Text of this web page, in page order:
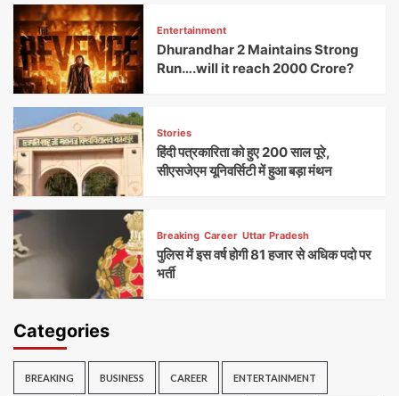
Entertainment
Dhurandhar 2 Maintains Strong
Run….will it reach 2000 Crore?
Stories
हिंदी पत्रकारिता को हुए 200 साल पूरे,
सीएसजेएम यूनिवर्सिटी में हुआ बड़ा मंथन
Breaking Career Uttar Pradesh
पुलिस में इस वर्ष होगी 81 हजार से अधिक पदो पर
भर्ती
Categories
BREAKING BUSINESS CAREER ENTERTAINMENT